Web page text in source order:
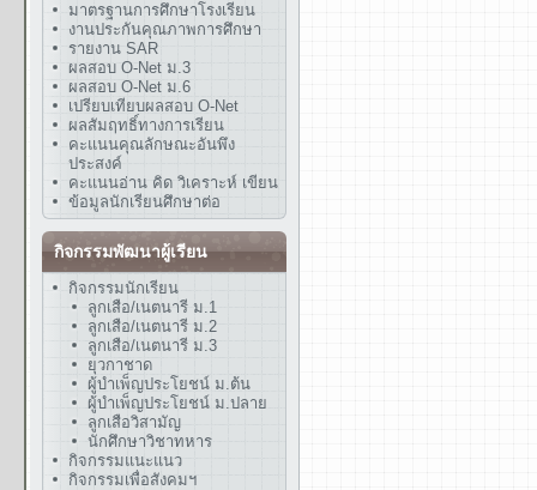
มาตรฐานการศึกษาโรงเรียน
งานประกันคุณภาพการศึกษา
รายงาน SAR
ผลสอบ O-Net ม.3
ผลสอบ O-Net ม.6
เปรียบเทียบผลสอบ O-Net
ผลสัมฤทธิ์ทางการเรียน
คะแนนคุณลักษณะอันพึง
ประสงค์
คะแนนอ่าน คิด วิเคราะห์ เขียน
ข้อมูลนักเรียนศึกษาต่อ
กิจกรรมพัฒนาผู้เรียน
กิจกรรมนักเรียน
ลูกเสือ/เนตนารี ม.1
ลูกเสือ/เนตนารี ม.2
ลูกเสือ/เนตนารี ม.3
ยุวกาชาด
ผู้บำเพ็ญประโยชน์ ม.ต้น
ผู้บำเพ็ญประโยชน์ ม.ปลาย
ลูกเสือวิสามัญ
นักศึกษาวิชาทหาร
กิจกรรมแนะแนว
กิจกรรมเพื่อสังคมฯ